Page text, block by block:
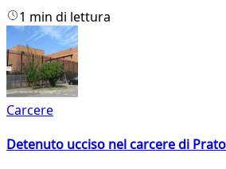
1 min di lettura
Carcere
Detenuto ucciso nel carcere di